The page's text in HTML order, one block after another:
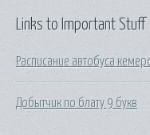
Links to Important Stuff
Расписание автобуса
Добытчик по блату 9 букв